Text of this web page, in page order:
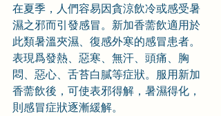
在夏季，人們容易因貪涼飲冷或感受暑
濕之邪而引發感冒。新加香薷飲適用於
此類暑溫夾濕、復感外寒的感冒患者。
表現爲發熱、惡寒、無汗、頭痛、胸
悶、惡心、舌苔白膩等症狀。服用新加
香薷飲後，可使表邪得解，暑濕得化，
則感冒症狀逐漸緩解。